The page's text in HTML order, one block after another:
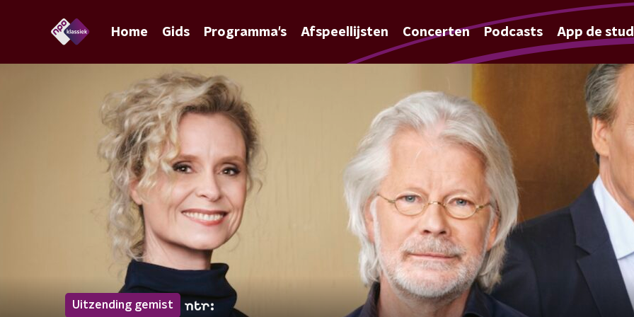
Home Gids Programma's Afspeellijsten Concerten Podcasts App de
Uitzending gemist